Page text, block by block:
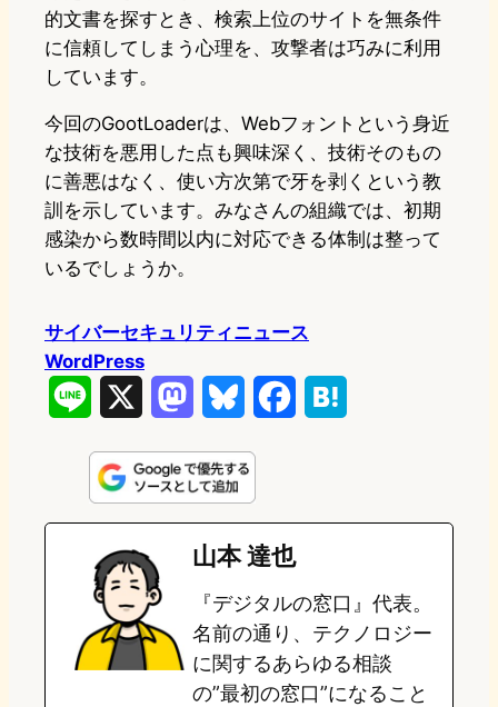
的文書を探すとき、検索上位のサイトを無条件
に信頼してしまう心理を、攻撃者は巧みに利用
しています。
今回のGootLoaderは、Webフォントという身近
な技術を悪用した点も興味深く、技術そのもの
に善悪はなく、使い方次第で牙を剥くという教
訓を示しています。みなさんの組織では、初期
感染から数時間以内に対応できる体制は整って
いるでしょうか。
サイバーセキュリティニュース
WordPress
n
e
s
t
o
o
n
u
e
s
k
e
b
o
o
k
e
a
山本 達也
『デジタルの窓口』代表。
名前の通り、テクノロジー
に関するあらゆる相談
の”最初の窓口”になること